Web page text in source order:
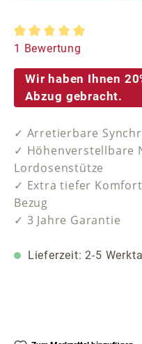
Durchschnittliche
1 Bewertung
Wir haben Ihnen
Abzug gebracht.
✓ Arretierbare
✓ Höhenverstellbare
Lordosenstütze
✓ Extra tiefer
Bezug
✓ 3 Jahre Garantie
Lieferzeit: 2-5